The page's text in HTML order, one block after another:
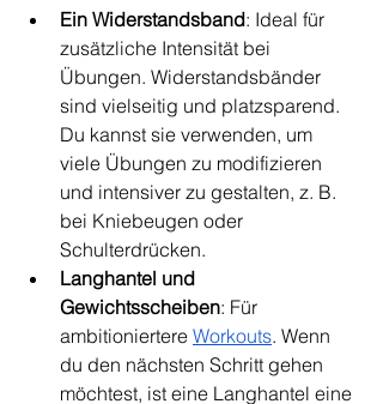
Ein Widerstandsband: Ideal für
zusätzliche Intensität bei
Übungen. Widerstandsbänder
sind vielseitig und platzsparend.
Du kannst sie verwenden, um
viele Übungen zu modifizieren
und intensiver zu gestalten, z. B.
bei Kniebeugen oder
Schulterdrücken.
Langhantel und
Gewichtsscheiben: Für
ambitioniertere Workouts. Wenn
du den nächsten Schritt gehen
möchtest, ist eine Langhantel eine